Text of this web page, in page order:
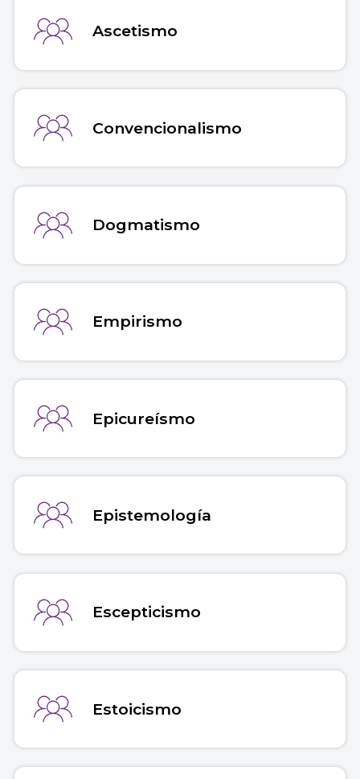
Ascetismo
Convencionalismo
Dogmatismo
Empirismo
Epicureísmo
Epistemología
Escepticismo
Estoicismo